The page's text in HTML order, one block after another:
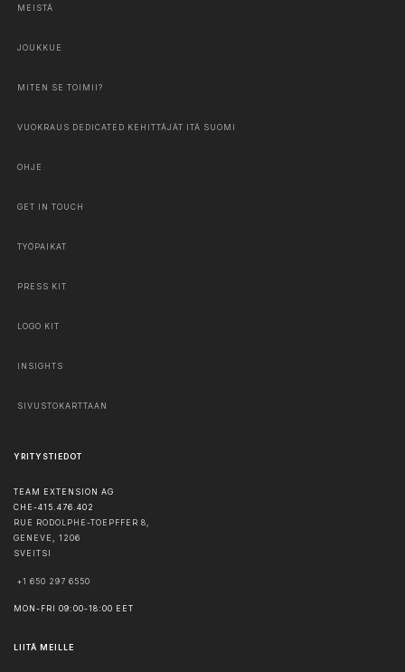
MEISTÄ
JOUKKUE
MITEN SE TOIMII?
VUOKRAUS DEDICATED KEHITTÄJÄT ITÄ SUOMI
OHJE
GET IN TOUCH
TYÖPAIKAT
PRESS KIT
LOGO KIT
INSIGHTS
SIVUSTOKARTTAAN
YRITYSTIEDOT
TEAM EXTENSION AG
CHE-415.476.402
RUE RODOLPHE-TOEPFFER 8,
GENEVE , 1206
SVEITSI
+1 650 297 6550
MON-FRI 09:00-18:00 EET
LIITÄ MEILLE